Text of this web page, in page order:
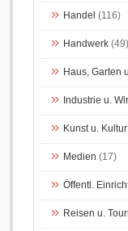
Handel (116)
Handwerk (49)
Haus, Garten
Industrie u.
Kunst u. Kultur
Medien (17)
Öffentl.
Reisen u.